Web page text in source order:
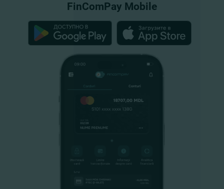
FinComPay Mobile